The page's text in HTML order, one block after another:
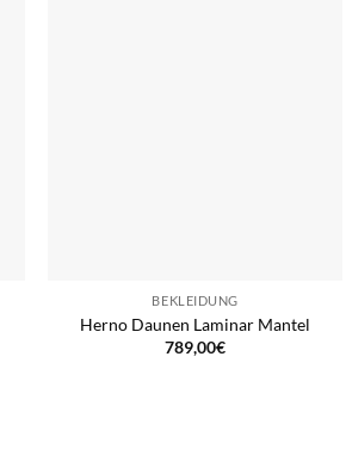
BEKLEIDUNG
Herno Daunen Laminar Mantel
789,00€